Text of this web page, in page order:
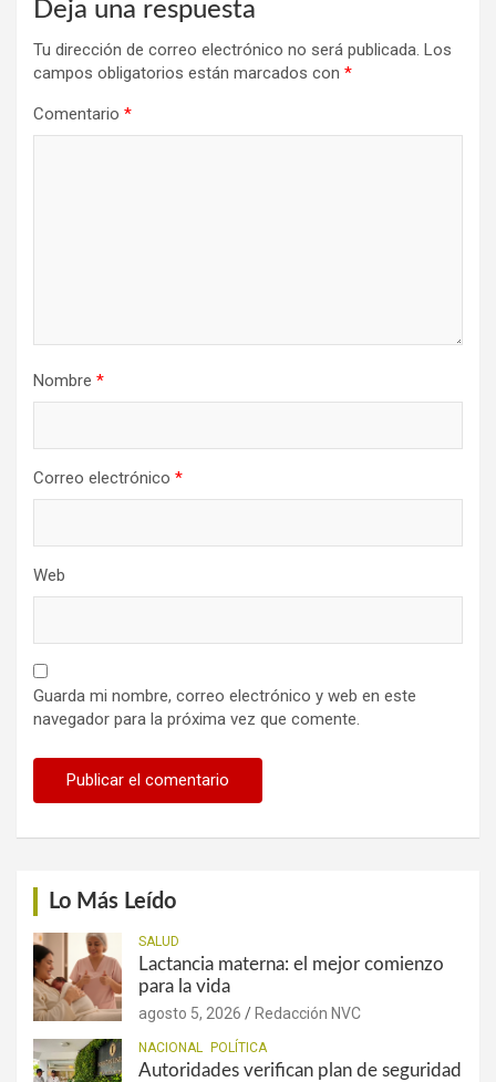
Deja una respuesta
Tu dirección de correo electrónico no será publicada. Los
campos obligatorios están marcados con *
Comentario *
Nombre *
Correo electrónico *
Web
Guarda mi nombre, correo electrónico y web en este
navegador para la próxima vez que comente.
Lo Más Leído
SALUD
Lactancia materna: el mejor comienzo
para la vida
agosto 5, 2026 Redacción NVC
NACIONAL POLÍTICA
Autoridades verifican plan de seguridad